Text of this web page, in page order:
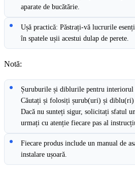
aparate de bucătărie.
Ușă practică: Păstrați-vă lucrurile
în spatele ușii acestui dulap de perete.
Notă:
Șuruburile și diblurile pentru interiorul
Căutați și folosiți șurub(uri) și diblu(ri)
Dacă nu sunteți sigur, solicitați sfatul
urmați cu atenție fiecare pas al
Fiecare produs include un manual de
instalare ușoară.